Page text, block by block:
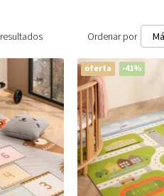
resultados Ordenar por
oferta -41%